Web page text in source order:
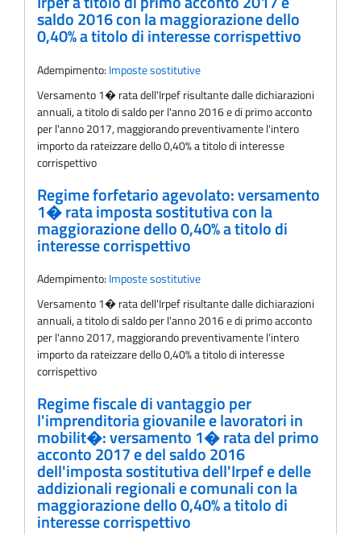
saldo 2016 con la maggiorazione dello
0,40% a titolo di interesse corrispettivo
Adempimento: Imposte sostitutive
Versamento 1� rata dell'Irpef risultante dalle dichiarazioni
annuali, a titolo di saldo per l'anno 2016 e di primo acconto
per l'anno 2017, maggiorando preventivamente l'intero
importo da rateizzare dello 0,40% a titolo di interesse
corrispettivo
Regime forfetario agevolato: versamento
1� rata imposta sostitutiva con la
maggiorazione dello 0,40% a titolo di
interesse corrispettivo
Adempimento: Imposte sostitutive
Versamento 1� rata dell'Irpef risultante dalle dichiarazioni
annuali, a titolo di saldo per l'anno 2016 e di primo acconto
per l'anno 2017, maggiorando preventivamente l'intero
importo da rateizzare dello 0,40% a titolo di interesse
corrispettivo
Regime fiscale di vantaggio per
l'imprenditoria giovanile e lavoratori in
mobilit�: versamento 1� rata del primo
acconto 2017 e del saldo 2016
dell'imposta sostitutiva dell'Irpef e delle
addizionali regionali e comunali con la
maggiorazione dello 0,40% a titolo di
interesse corrispettivo